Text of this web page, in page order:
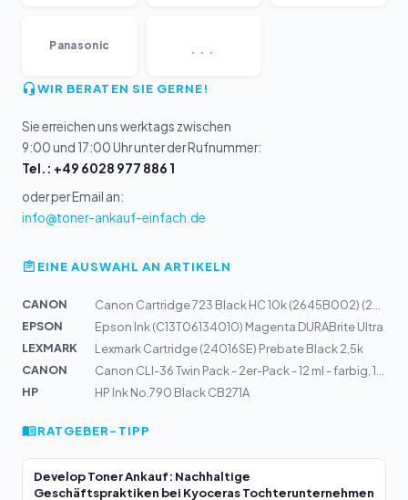
Panasonic ...
WIR BERATEN SIE GERNE!
Sie erreichen uns werktags zwischen
9:00 und 17:00 Uhr unter der Rufnummer:
Tel.: +49 6028 977 886 1
oder per Email an:
info@toner-ankauf-einfach.de
EINE AUSWAHL AN ARTIKELN
CANON
Canon Cartridge 723 Black HC 10k (2645B002) (2645B011)
EPSON
Epson Ink (C13T06134010) Magenta DURABrite Ultra
LEXMARK
Lexmark Cartridge (24016SE) Prebate Black 2,5k
CANON
Canon CLI-36 Twin Pack - 2er-Pack - 12 ml - farbig, 151...
HP
HP Ink No.790 Black CB271A
RATGEBER-TIPP
Develop Toner Ankauf: Nachhaltige
Geschäftspraktiken bei Kyoceras Tochterunternehmen